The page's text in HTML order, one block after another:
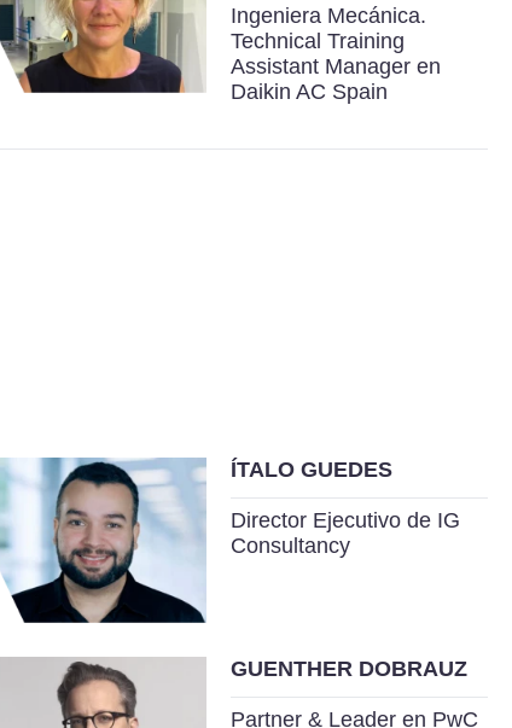
Ingeniera Mecánica.
Technical Training
Assistant Manager en
Daikin AC Spain
ÍTALO GUEDES
Director Ejecutivo de IG
Consultancy
GUENTHER DOBRAUZ
Partner & Leader en PwC